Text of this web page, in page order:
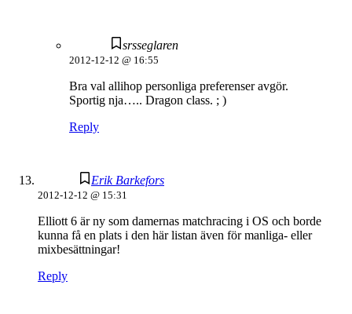
srsseglaren
2012-12-12 @ 16:55
Bra val allihop personliga preferenser avgör.
Sportig nja….. Dragon class. ; )
Reply
Erik Barkefors
2012-12-12 @ 15:31
Elliott 6 är ny som damernas matchracing i OS och borde
kunna få en plats i den här listan även för manliga- eller
mixbesättningar!
Reply